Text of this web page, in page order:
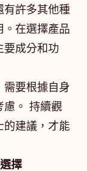
有許多其他種
在選擇產品
要成分和功
要根據自身
慮。 持續觀
的建議，才能
擇